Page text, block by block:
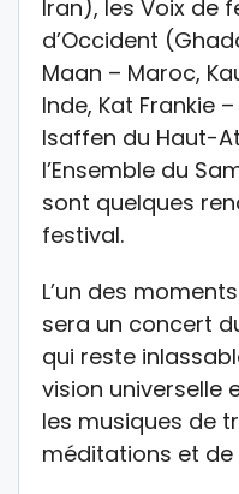
Iran), les Voix de
d’Occident
Maan – Maroc,
Inde, Kat Frankie
Isaffen du Haut-
l’Ensemble du
sont quelques
festival.
L’un des
sera un concert
qui reste
vision universelle
les musiques de
méditations et de